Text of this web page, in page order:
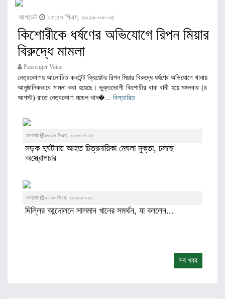
আপডেট ০৩:৫৭ পিএম, ২০২৬-০৮-০৫
কিশোরীকে ধর্ষণের অভিযোগে রিপন মিয়ার
বিরুদ্ধে মামলা
Passenger Voice
নেত্রকোণায় আলোচিত কনটেন্ট ক্রিয়েটর রিপন মিয়ার বিরুদ্ধে ধর্ষণের অভিযোগে থানায়
আনুষ্ঠানিকভাবে মামলা করা হয়েছে। ভুক্তভোগী কিশোরীর বাবা বাদী হয়ে মঙ্গলবার (৪
আগস্ট) রাতে নেত্রকোণা মডেল থান�... বিস্তারিত
আপডেট ০৩:৫৭ পিএম, ২০২৬-০৭-২৯
সড়ক দুর্ঘটনায় আহত চিত্রনায়িকা মেঘলা মুক্তা, চলছে
অস্ত্রোপচার
আপডেট ০১:০৮ পিএম, ২০২৬-০৭-২৩
দিল্লির আন্দোলনে সালমান খানের সমর্থন, যা বললেন...
সব খবর